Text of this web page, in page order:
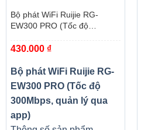
Bộ phát WiFi Ruijie RG-
EW300 PRO (Tốc độ
430.000 ₫
Bộ phát WiFi Ruijie RG-
EW300 PRO (Tốc độ
300Mbps, quản lý qua
app)